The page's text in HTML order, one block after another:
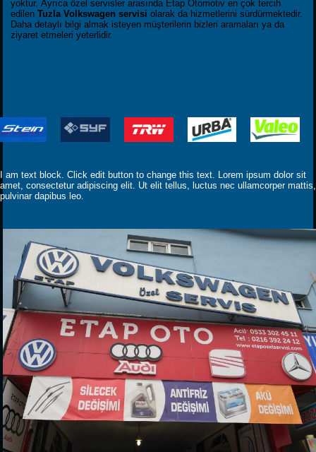
yoktur. Ayrıca özel servisler arasında Etap Otomotiv en çok tercih
edilen Tuzla Volkswagen servisi olarak da hizmetlerini sürdürmektedir.
Daha detaylı bilgi almak isteyen müşterilerin bizleri aramaları ya da
ziyaret etmeleri yeterlidir.
I am text block. Click edit button to change this text. Lorem ipsum dolor sit
amet, consectetur adipiscing elit. Ut elit tellus, luctus nec ullamcorper mattis,
pulvinar dapibus leo.